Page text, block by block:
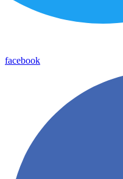
facebook